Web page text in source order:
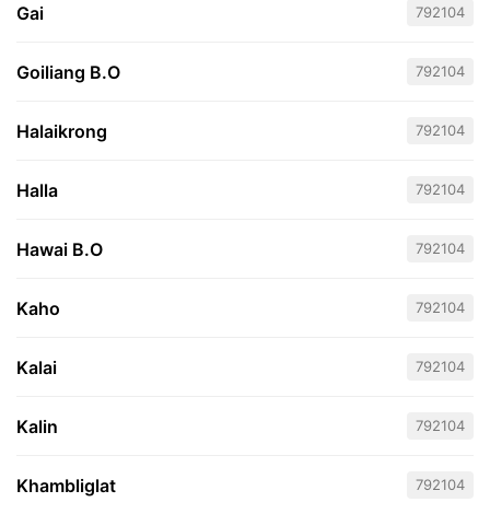
Gai 792104
Goiliang B.O 792104
Halaikrong 792104
Halla 792104
Hawai B.O 792104
Kaho 792104
Kalai 792104
Kalin 792104
Khambliglat 792104